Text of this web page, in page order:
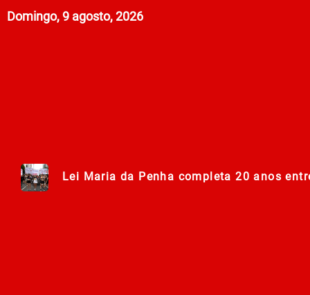
Domingo, 9 agosto, 2026
Lei Maria da Penha completa 20 anos
278ª Romaria do Muquém começa com
Centro Municipal de Apoio aos Romeiros
Polícia Militar de Goiás comemora 168